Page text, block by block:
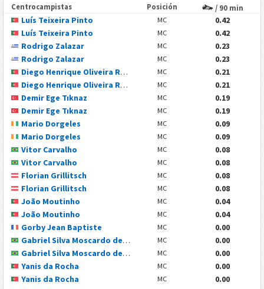
Centrocampistas Posición / 90 min
Luís Teixeira Pinto MC
0.42
Luís Teixeira Pinto
MC
0.42
Rodrigo Zalazar
MC
0.23
Rodrigo Zalazar
MC
0.23
Diego Henrique Oliveira Rodrigues
MC
0.21
Diego Henrique Oliveira Rodrigues
MC
0.21
Demir Ege Tıknaz
MC
0.19
Demir Ege Tıknaz
MC
0.19
Mario Dorgeles
MC
0.09
Mario Dorgeles
MC
0.09
Vitor Carvalho
MC
0.08
Vitor Carvalho
MC
0.08
Florian Grillitsch
MC
0.08
Florian Grillitsch
MC
0.08
João Moutinho
MC
0.04
João Moutinho
MC
0.04
Gorby Jean Baptiste
MC
0.00
Gabriel Silva Moscardo de Salles
MC
0.00
Gabriel Silva Moscardo de Salles
MC
0.00
Yanis da Rocha
MC
0.00
Yanis da Rocha
MC
0.00